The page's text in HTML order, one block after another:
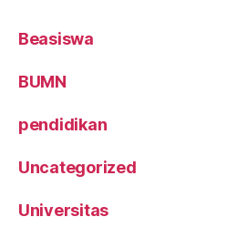
Beasiswa
BUMN
pendidikan
Uncategorized
Universitas